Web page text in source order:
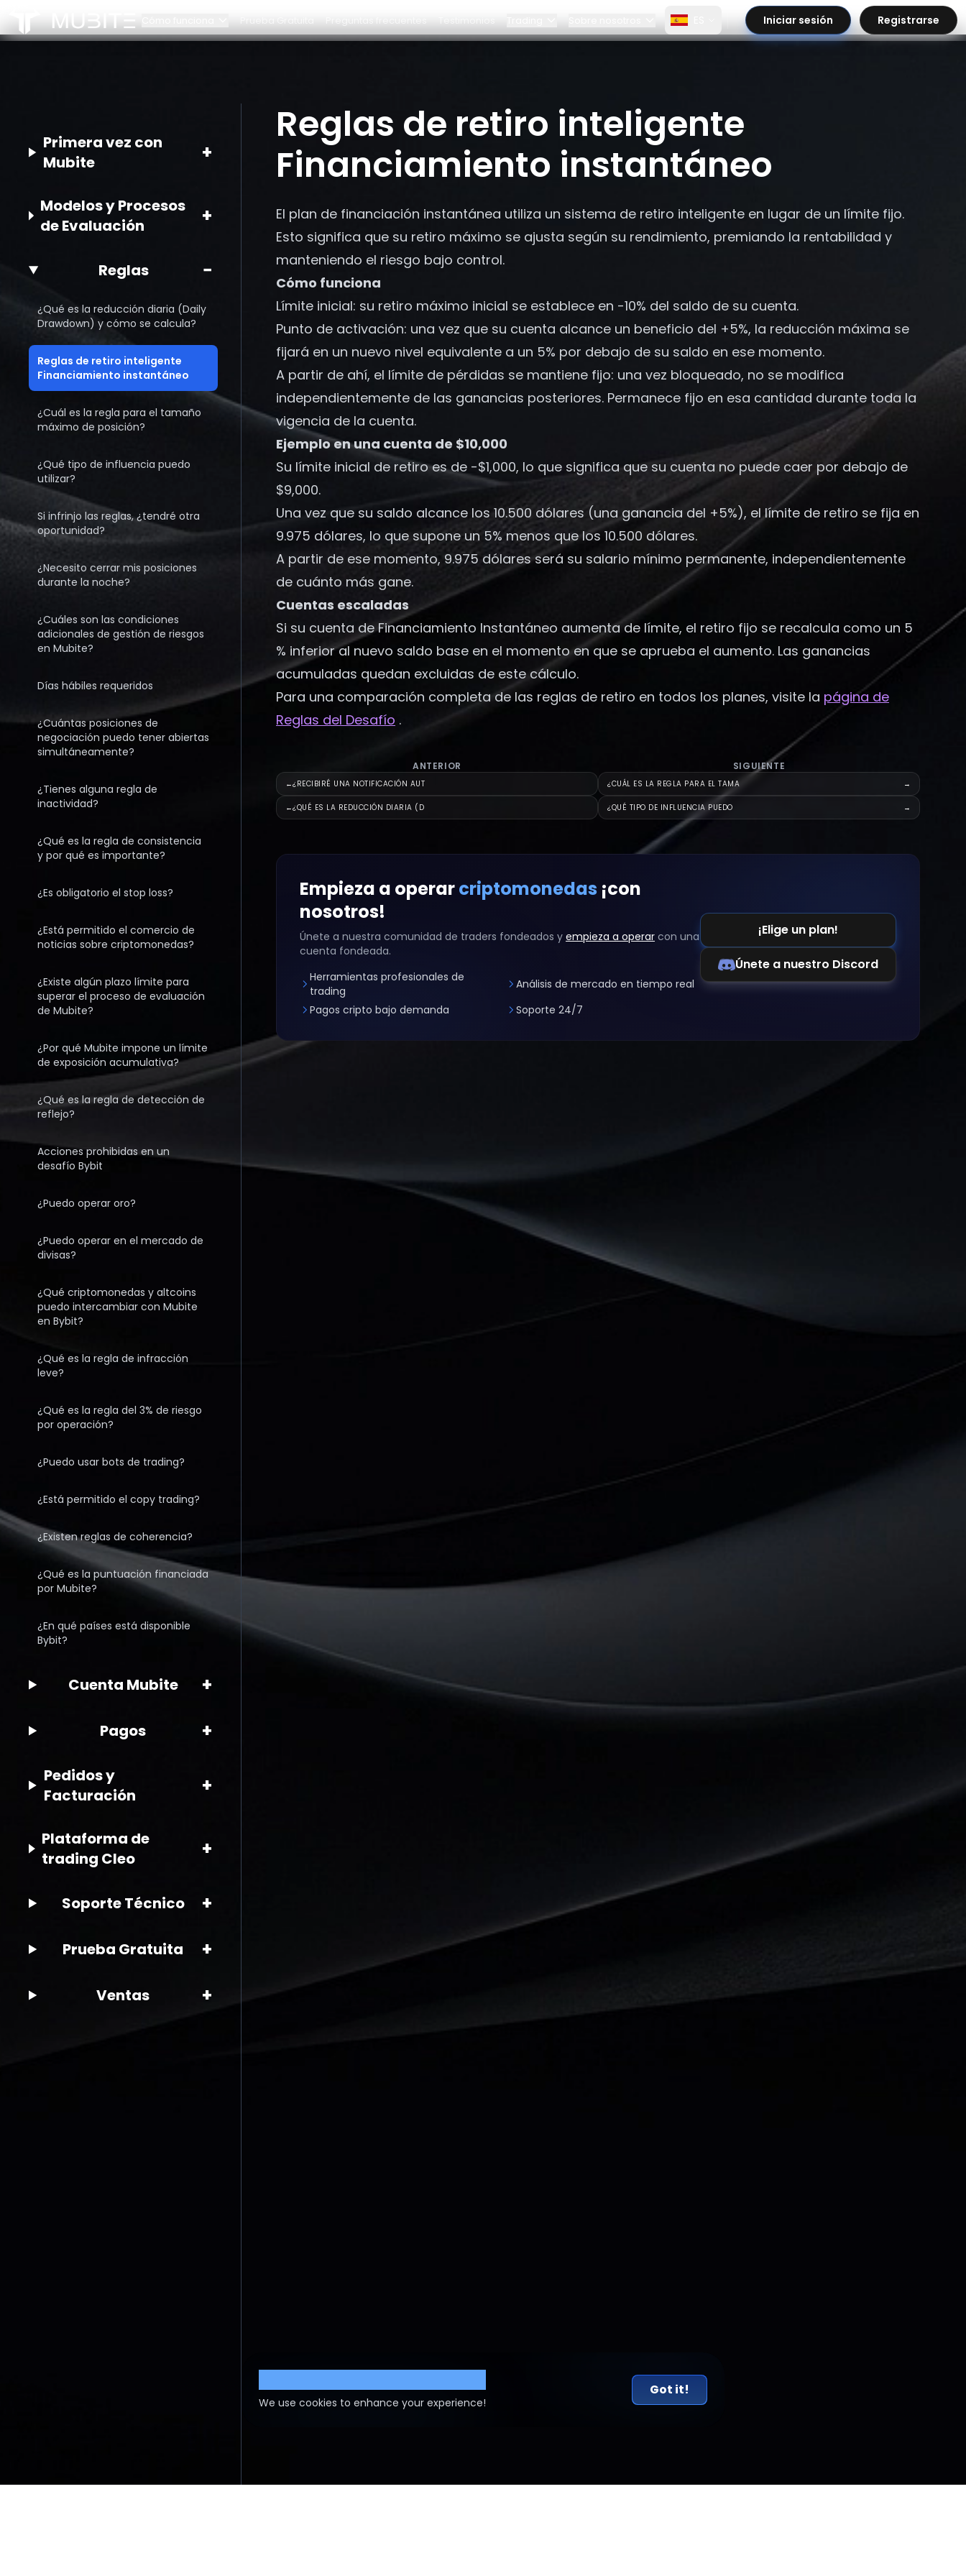
Prueba Gratuita Preguntas frecuentes Testimonios
Panel
¿Por qué Bybit?
Precios
Alianzas Alianzas
Iniciar sesión Registrarse
/
Reglas de retiro inteligente Financiamiento instantáneo
Primera vez con
Mubite
+
Modelos y Procesos
de Evaluación
+
Reglas −
¿Qué es la reducción diaria (Daily
Drawdown) y cómo se calcula?
Reglas de retiro inteligente
Financiamiento instantáneo
¿Cuál es la regla para el tamaño
máximo de posición?
¿Qué tipo de influencia puedo
utilizar?
Si infrinjo las reglas, ¿tendré otra
oportunidad?
¿Necesito cerrar mis posiciones
durante la noche?
¿Cuáles son las condiciones
adicionales de gestión de riesgos
en Mubite?
Días hábiles requeridos
¿Cuántas posiciones de
negociación puedo tener abiertas
simultáneamente?
¿Tienes alguna regla de
inactividad?
¿Qué es la regla de consistencia
y por qué es importante?
¿Es obligatorio el stop loss?
¿Está permitido el comercio de
noticias sobre criptomonedas?
¿Existe algún plazo límite para
superar el proceso de evaluación
de Mubite?
¿Por qué Mubite impone un límite
de exposición acumulativa?
¿Qué es la regla de detección de
reflejo?
Acciones prohibidas en un
desafío Bybit
¿Puedo operar oro?
¿Puedo operar en el mercado de
divisas?
¿Qué criptomonedas y altcoins
puedo intercambiar con Mubite
en Bybit?
¿Qué es la regla de infracción
leve?
¿Qué es la regla del 3% de riesgo
por operación?
¿Puedo usar bots de trading?
¿Está permitido el copy trading?
¿Existen reglas de coherencia?
¿Qué es la puntuación financiada
por Mubite?
¿En qué países está disponible
Bybit?
Cuenta Mubite +
Pagos +
Pedidos y
Facturación
+
Plataforma de
trading Cleo
+
Soporte Técnico +
Prueba Gratuita +
Ventas +
Reglas de retiro inteligente
Financiamiento instantáneo
El plan de financiación instantánea utiliza un sistema de retiro inteligente en lugar de un límite fijo.
Esto significa que su retiro máximo se ajusta según su rendimiento, premiando la rentabilidad y
manteniendo el riesgo bajo control.
Cómo funciona
Límite inicial: su retiro máximo inicial se establece en -10% del saldo de su cuenta.
Punto de activación: una vez que su cuenta alcance un beneficio del +5%, la reducción máxima se
fijará en un nuevo nivel equivalente a un 5% por debajo de su saldo en ese momento.
A partir de ahí, el límite de pérdidas se mantiene fijo: una vez bloqueado, no se modifica
independientemente de las ganancias posteriores. Permanece fijo en esa cantidad durante toda la
vigencia de la cuenta.
Ejemplo en una cuenta de $10,000
Su límite inicial de retiro es de -$1,000, lo que significa que su cuenta no puede caer por debajo de
$9,000.
Una vez que su saldo alcance los 10.500 dólares (una ganancia del +5%), el límite de retiro se fija en
9.975 dólares, lo que supone un 5% menos que los 10.500 dólares.
A partir de ese momento, 9.975 dólares será su salario mínimo permanente, independientemente
de cuánto más gane.
Cuentas escaladas
Si su cuenta de Financiamiento Instantáneo aumenta de límite, el retiro fijo se recalcula como un 5
% inferior al nuevo saldo base en el momento en que se aprueba el aumento. Las ganancias
acumuladas quedan excluidas de este cálculo.
Para una comparación completa de las reglas de retiro en todos los planes, visite la página de
Reglas del Desafío .
ANTERIOR
←¿RECIBIRÉ UNA NOTIFICACIÓN AUT
←¿QUÉ ES LA REDUCCIÓN DIARIA (D
SIGUIENTE
¿CUÁL ES LA REGLA PARA EL TAMA →
¿QUÉ TIPO DE INFLUENCIA PUEDO →
Empieza a operarcriptomonedas ¡con
nosotros!
Únete a nuestra comunidad de traders fondeados y empieza a operar con una
cuenta fondeada.
Herramientas profesionales de
trading
Análisis de mercado en tiempo real
Pagos cripto bajo demanda
Soporte 24/7
¡Elige un plan!
Únete a nuestro Discord
We use cookies to enhance your experience!
Got it!